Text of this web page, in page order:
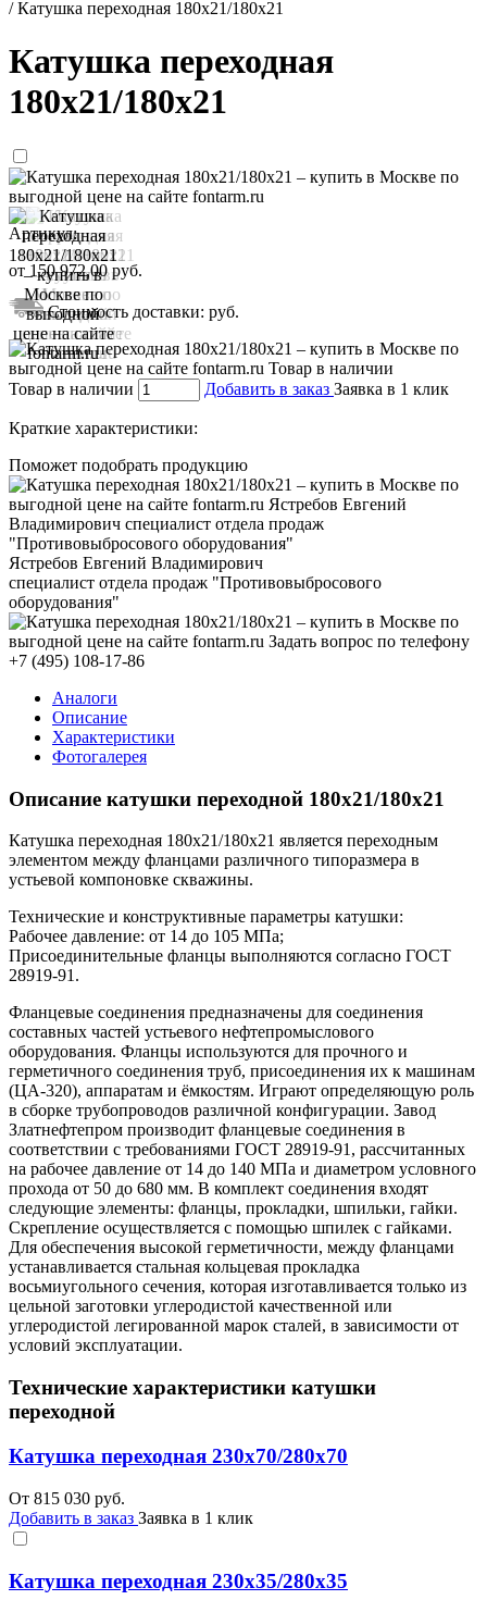
/Катушка переходная 180х21/180х21
Катушка переходная
180х21/180х21
Артикул:
от 150 972,00руб.
Стоимость доставки: руб.
Товар в наличии Добавить в заказ Заявка в 1 клик
Краткие характеристики:
Поможет подобрать продукцию
Ястребов Евгений Владимирович
специалист отдела продаж "Противовыбросового
оборудования"
+7 (495) 108-17-86
Аналоги
Описание
Характеристики
Фотогалерея
Описание катушки переходной 180х21/180х21
Катушка переходная 180х21/180х21 является переходным
элементом между фланцами различного типоразмера в
устьевой компоновке скважины.
Технические и конструктивные параметры катушки:
Рабочее давление: от 14 до 105 МПа;
Присоединительные фланцы выполняются согласно ГОСТ
28919-91.
Фланцевые соединения предназначены для соединения
составных частей устьевого нефтепромыслового
оборудования. Флaнцы используются для прочного и
герметичного соединения труб, присоединения их к машинам
(ЦА-320), аппаратам и ёмкостям. Играют определяющую роль
в сборке трубопроводов различной конфигурации. Завод
Златнефтепром производит фланцевые соединения в
соответствии с требованиями ГОСТ 28919-91, рассчитанных
на рабочее давление от 14 до 140 МПа и диаметром условного
прохода от 50 до 680 мм. В комплект соединения входят
следующие элементы: фланцы, прокладки, шпильки, гайки.
Скрепление осуществляется с помощью шпилек с гайками.
Для обеспечения высокой герметичности, между фланцами
устанавливается стальная кольцевая прокладка
восьмиугольного сечения, которая изготавливается только из
цельной заготовки углеродистой качественной или
углеродистой легированной марок сталей, в зависимости от
условий эксплуатации.
Технические характеристики катушки
переходной
Катушка переходная 230х70/280х70
От 815 030 руб.
Добавить в заказ Заявка в 1 клик
Катушка переходная 230х35/280х35